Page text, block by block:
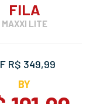
FILA
MAXXI LITE
R$ 349,99
BY